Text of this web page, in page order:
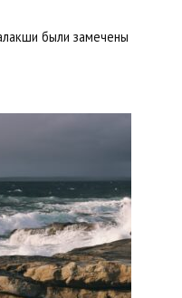
были замечены